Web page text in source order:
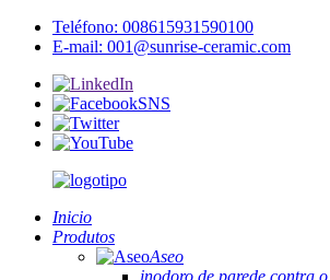
Teléfono: 008615931590100
E-mail: 001@sunrise-ceramic.com
Inicio
Produtos
Aseo
inodoro de parede contra